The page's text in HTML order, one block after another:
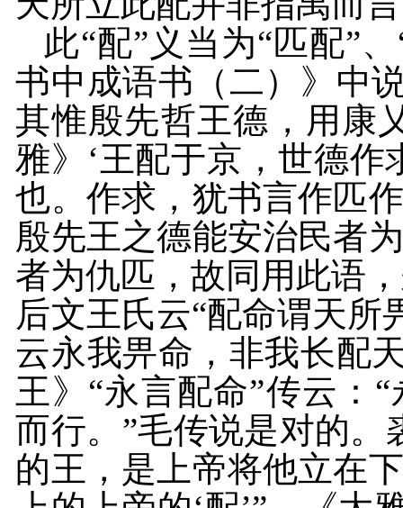
此“配”义当为“匹配”
书中成语书（二）》中
其惟殷先哲王德，用康
雅》‘王配于京，世德作
也。作求，犹书言作匹
殷先王之德能安治民者
者为仇匹，故同用此语
后文王氏云“配命谓天所
云永我畀命，非我长配
王》“永言配命”传云：
而行。”毛传说是对的。
的王，是上帝将他立在